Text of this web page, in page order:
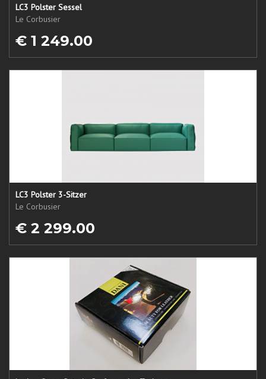
LC3 Polster Sessel
Le Corbusier
€ 1 249.00
LC3 Polster 3-Sitzer
Le Corbusier
€ 2 299.00